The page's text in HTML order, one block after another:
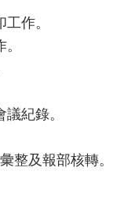
作。
紀錄。
整及報部核轉。